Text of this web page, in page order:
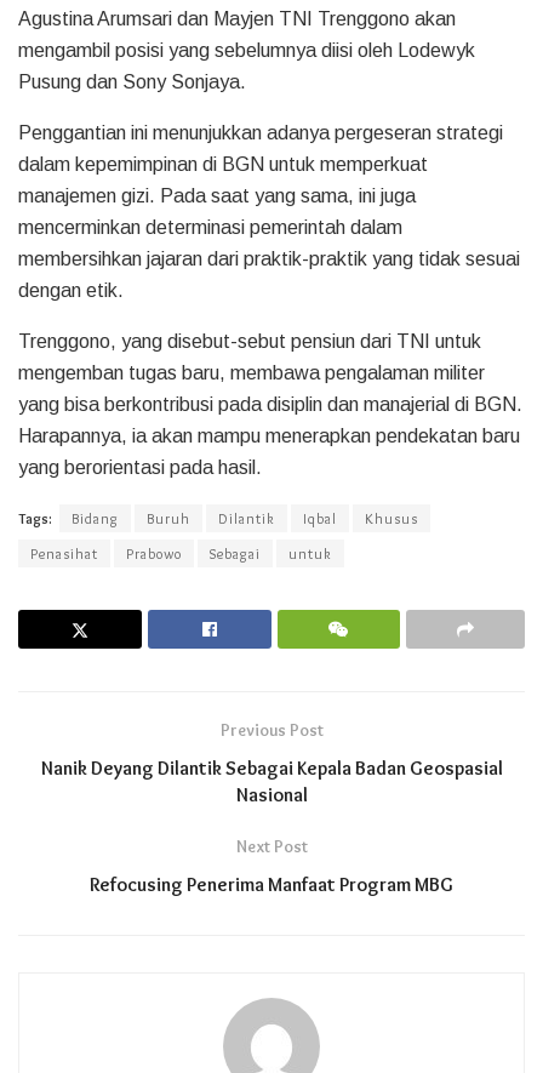
Agustina Arumsari dan Mayjen TNI Trenggono akan
mengambil posisi yang sebelumnya diisi oleh Lodewyk
Pusung dan Sony Sonjaya.
Penggantian ini menunjukkan adanya pergeseran strategi
dalam kepemimpinan di BGN untuk memperkuat
manajemen gizi. Pada saat yang sama, ini juga
mencerminkan determinasi pemerintah dalam
membersihkan jajaran dari praktik-praktik yang tidak sesuai
dengan etik.
Trenggono, yang disebut-sebut pensiun dari TNI untuk
mengemban tugas baru, membawa pengalaman militer
yang bisa berkontribusi pada disiplin dan manajerial di BGN.
Harapannya, ia akan mampu menerapkan pendekatan baru
yang berorientasi pada hasil.
Tags: Bidang Buruh Dilantik Iqbal
Khusus
Penasihat
Prabowo Sebagai untuk
Previous Post
Nanik Deyang Dilantik Sebagai Kepala Badan Geospasial
Nasional
Next Post
Refocusing Penerima Manfaat Program MBG